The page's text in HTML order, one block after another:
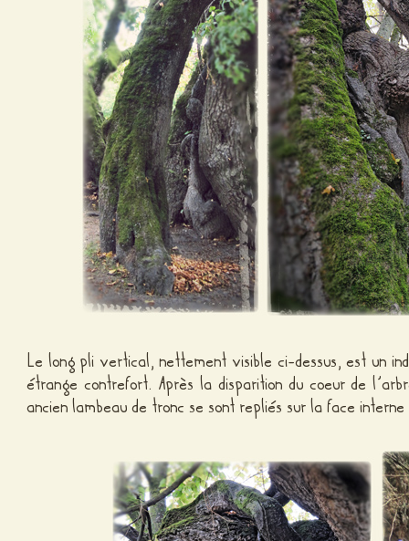
Le long pli vertical, nettement visible ci-dessus, est un
étrange contrefort. Après la disparition du coeur de
ancien lambeau de tronc se sont repliés sur la face